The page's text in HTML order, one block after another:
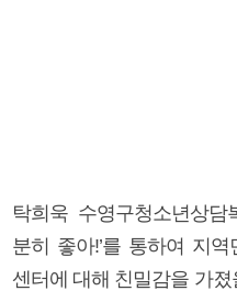
탁희욱 수영구청소년상담
분히 좋아!’를 통하여 지
센터에 대해 친밀감을 가졌